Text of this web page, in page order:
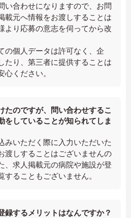
い合わせになりますので、お問
載元へ情報をお渡しすることは
より応募の意志を伺ってから改
の個人データは許可なく、企
たり、第三者に提供することは
ください。
たのですが、問い合わせするこ
をしていることが知られてしま
みいただく際に入力いただいた
渡しすることはございませんの
、求人掲載元の病院や施設が登
ることもございません。
録するメリットはなんですか？